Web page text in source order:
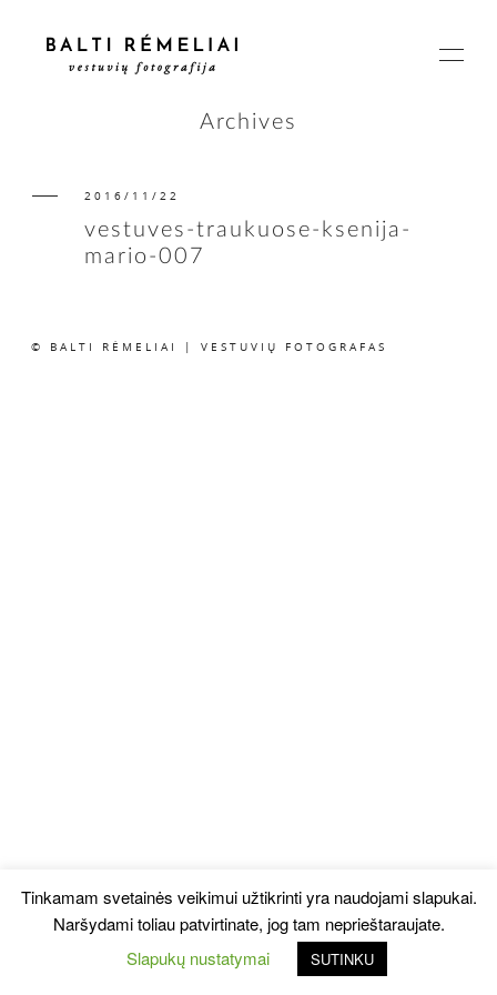
PAGRINDINIS
ISTORIJOS
Archives
2016/11/22
vestuves-traukuose-ksenija-
mario-007
© BALTI RĖMELIAI | VESTUVIŲ FOTOGRAFAS
Tinkamam svetainės veikimui užtikrinti yra naudojami slapukai.
Naršydami toliau patvirtinate, jog tam neprieštaraujate.
Slapukų nustatymai
SUTINKU